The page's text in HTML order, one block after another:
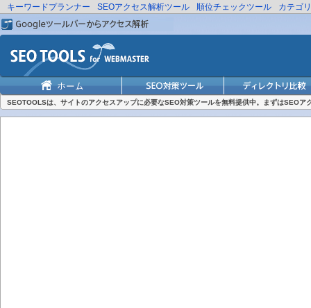
キーワードプランナー SEOアクセス解析ツール 順位チェックツール カテゴ
SEOTOOLSは、サイトのアクセスアップに必要なSEO対策ツールを無料提供中。まずはSEOア